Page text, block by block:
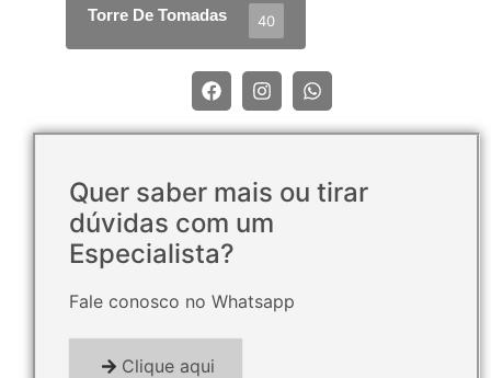
Torre De Tomadas 40
Quer saber mais ou tirar
dúvidas com um
Especialista?
Fale conosco no Whatsapp
Clique aqui